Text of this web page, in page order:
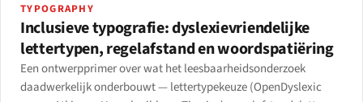
TYPOGRAPHY
Inclusieve typografie: dyslexievriendelijke
lettertypen, regelafstand en woordspatiëring
Een ontwerpprimer over wat het leesbaarheidsonderzoek
daadwerkelijk onderbouwt — lettertypekeuze (OpenDyslexic